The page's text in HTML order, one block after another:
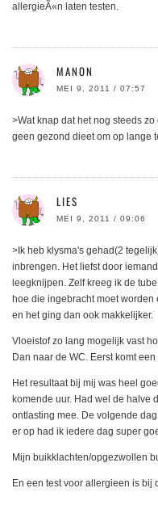
allergieÃ«n laten testen.
MANON
MEI 9, 2011 / 07:57
>Wat knap dat het nog steeds
geen gezond dieet om op lange
LIES
MEI 9, 2011 / 09:06
>Ik heb klysma's gehad(2
inbrengen. Het liefst door
leegknijpen. Zelf kreeg ik de
hoe die ingebracht moet
en het ging dan ook makkelijker.
Vloeistof zo lang mogelijk vast
Dan naar de WC. Eerst komt
Het resultaat bij mij was heel
komende uur. Had wel de halve
ontlasting mee. De volgende
er op had ik iedere dag super
Mijn buikklachten/opgezwollen
En een test voor allergieen is bij